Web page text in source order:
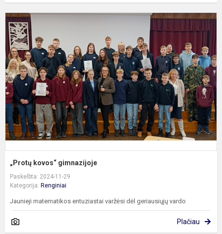
„Protų kovos“ gimnazijoje
Paskelbta: 2024-11-29
Kategorija: Renginiai
Jaunieji matematikos entuziastai varžėsi dėl geriausiųjų vardo
Plačiau